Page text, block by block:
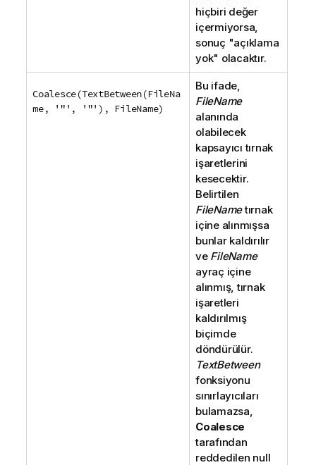
hiçbiri değer
içermiyorsa,
sonuç "açıklama
yok" olacaktır.
Coalesce(TextBetween(FileNa
me, '"', '"'), FileName)
Bu ifade,
FileName
alanında
olabilecek
kapsayıcı tırnak
işaretlerini
kesecektir.
Belirtilen
FileNametırnak
içine alınmışsa
bunlar kaldırılır
ve FileName
ayraç içine
alınmış, tırnak
işaretleri
kaldırılmış
biçimde
döndürülür.
TextBetween
fonksiyonu
sınırlayıcıları
bulamazsa,
Coalesce
tarafından
reddedilen null